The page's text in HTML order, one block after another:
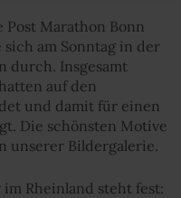
Post Marathon Bonn
am Sonntag in der
durch. Insgesamt
auf den
und damit für einen
Die schönsten Motive
unserer Bildergalerie.
Rheinland steht fest: